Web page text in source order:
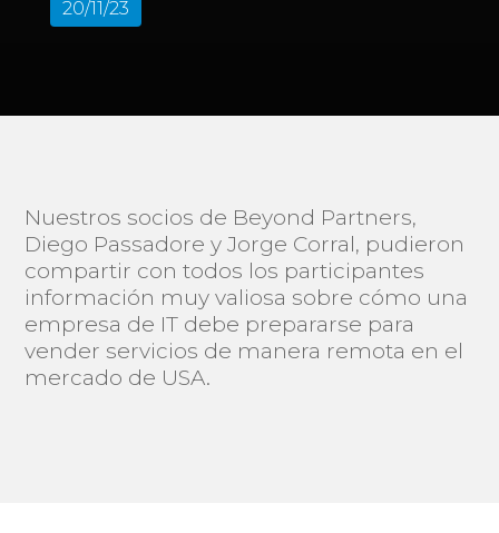
20/11/23
Nuestros socios de Beyond Partners,
Diego Passadore y Jorge Corral, pudieron
compartir con todos los participantes
información muy valiosa sobre cómo una
empresa de IT debe prepararse para
vender servicios de manera remota en el
mercado de USA.